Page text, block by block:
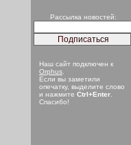
Рассылка новостей:
Наш сайт подключен к
Orphus
Если вы заметили
опечатку, выделите слово
и нажмите Ctrl+Enter
Спасибо!